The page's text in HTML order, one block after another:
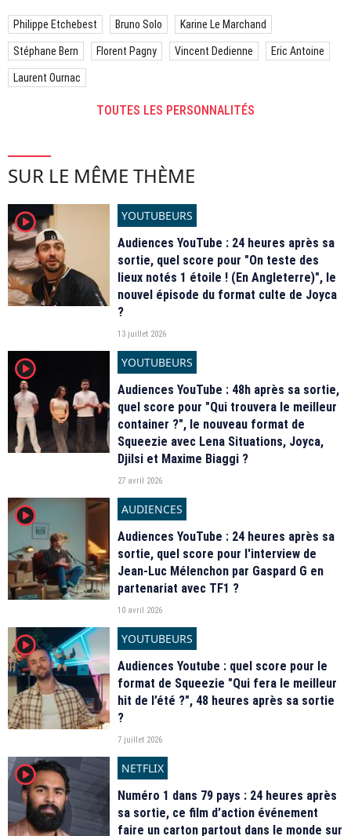
Philippe Etchebest Bruno Solo Karine Le Marchand
Stéphane Bern Florent Pagny Vincent Dedienne Eric Antoine
Laurent Ournac
TOUTES LES PERSONNALITÉS
SUR LE MÊME THÈME
player2
YOUTUBEURS
Audiences YouTube : 24 heures après sa
sortie, quel score pour "On teste des
lieux notés 1 étoile ! (En Angleterre)", le
nouvel épisode du format culte de Joyca
?
13 juillet 2026
player2
YOUTUBEURS
Audiences YouTube : 48h après sa sortie,
quel score pour "Qui trouvera le meilleur
container ?", le nouveau format de
Squeezie avec Lena Situations, Joyca,
Djilsi et Maxime Biaggi ?
27 avril 2026
player2
AUDIENCES
Audiences YouTube : 24 heures après sa
sortie, quel score pour l'interview de
Jean-Luc Mélenchon par Gaspard G en
partenariat avec TF1 ?
10 avril 2026
player2
YOUTUBEURS
Audiences Youtube : quel score pour le
format de Squeezie "Qui fera le meilleur
hit de l’été ?", 48 heures après sa sortie
?
7 juillet 2026
player2
NETFLIX
Numéro 1 dans 79 pays : 24 heures après
sa sortie, ce film d’action événement
faire un carton partout dans le monde sur